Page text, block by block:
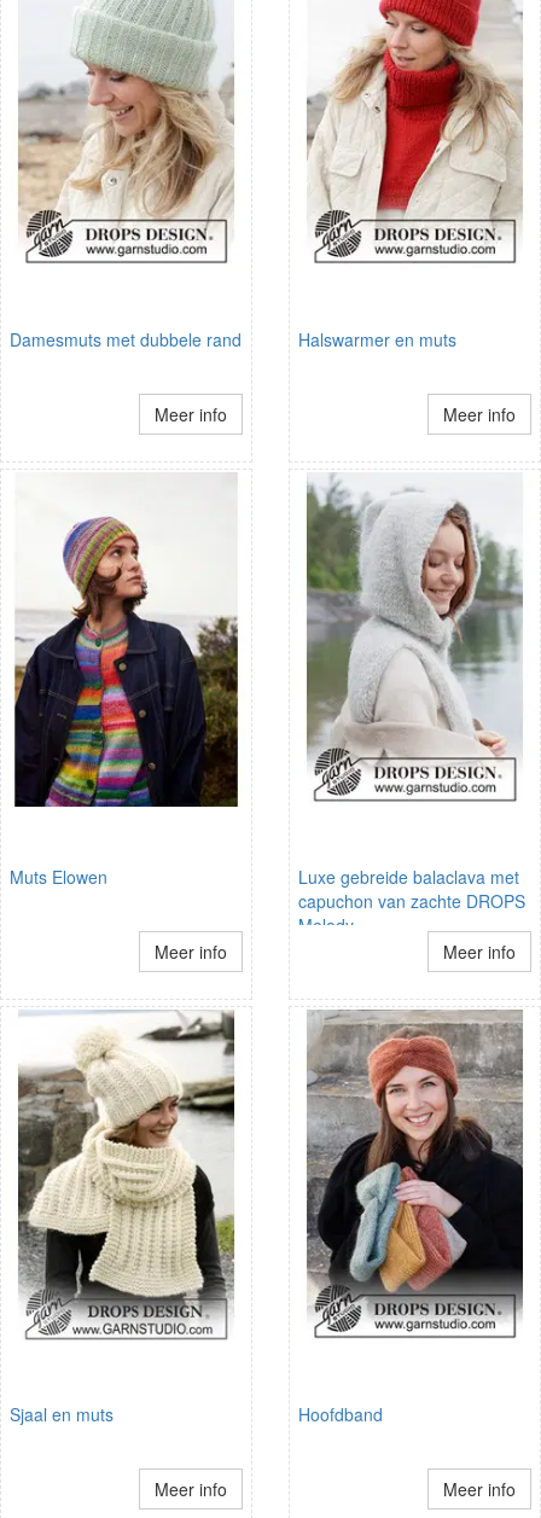
Damesmuts met dubbele rand
Meer info
Halswarmer en muts
Meer info
Muts Elowen
Meer info
Luxe gebreide balaclava met
capuchon van zachte DROPS
Melody
Meer info
Sjaal en muts
Meer info
Hoofdband
Meer info